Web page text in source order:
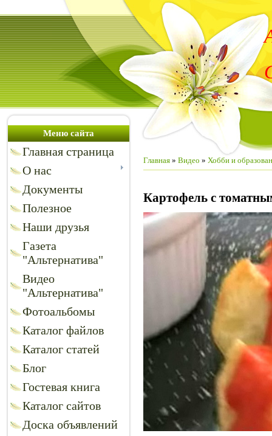
Меню сайта
Главная страница
О нас
Документы
Полезное
Наши друзья
Газета
"Альтернатива"
Видео
"Альтернатива"
Фотоальбомы
Каталог файлов
Каталог статей
Блог
Гостевая книга
Каталог сайтов
Доска объявлений
Главная » Видео » Хобби и
Картофель с